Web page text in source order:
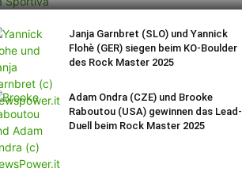
Janja Garnbret (SLO) und Yannick
Flohè (GER) siegen beim KO-Boulder
des Rock Master 2025
Adam Ondra (CZE) und Brooke
Raboutou (USA) gewinnen das Lead-
Duell beim Rock Master 2025